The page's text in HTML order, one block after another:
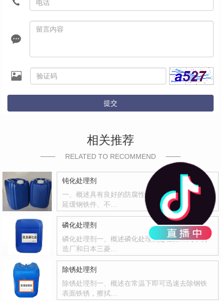
提交
相关推荐
RELATED TO RECOMMEND
钝化处理剂
一、概述具有良好的防腐性和封闭能力，有效地
延缓钢铁件、不…
磷化处理剂
磷化处理剂一、概述磷化处理剂是在第二汽车制
造厂和日本三菱…
除锈处理剂
除锈处理剂一、概述在常温下即可迅速去除钢铁
表面铁锈，擦拭…